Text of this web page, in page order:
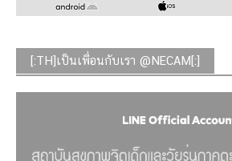
[:TH]เป็นเพื่อนกับเรา @NECAM[:]